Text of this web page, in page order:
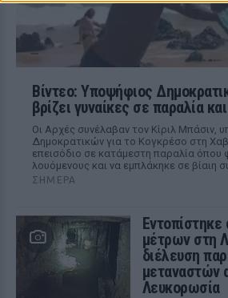
Βίντεο: Υποψήφιος
βρίζει γυναίκες σε παραλία
Οι Αρχές συνέλαβαν τον Κίριλ Μπάσιν,
Δημοκρατικών για το Κογκρέσο στη
επεισόδιο σε κατάμεστη παραλία όπου
λουόμενους και να εμπλάκηκε σε βίαιη
ΣΉΜΕΡΑ
μέτρων στη
διέλευση
μεταναστών
Λευκορωσία